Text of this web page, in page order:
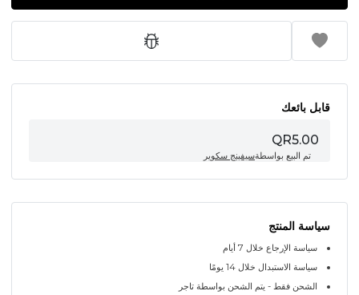
قابل بائعك
QR5.00
تم البيع بواسطةسيفينج سكوير
سياسة المنتج
سياسة الإرجاع خلال 7 أيام
سياسة الاستبدال خلال 14 يومًا
الشحن فقط - يتم الشحن بواسطة تاجر